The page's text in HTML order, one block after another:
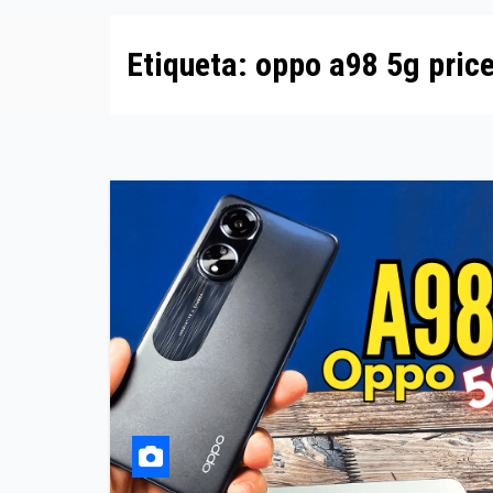
Etiqueta: oppo a98 5g